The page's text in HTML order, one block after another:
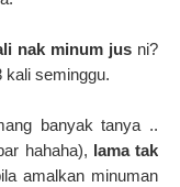
nak minum jusni?
kali seminggu.
banyak tanya ..
hahaha), lama tak
amalkan minuman